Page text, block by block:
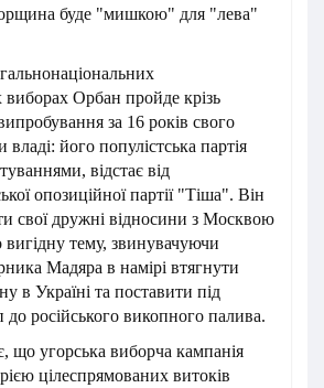
буде "мишкою" для "лева"
виборах Орбан пройде крізь
за 16 років свого
його популістська партія
відстає від
опозиційної партії "Тіша". Він
свої дружні відносини з Москвою
вигідну тему, звинувачуючи
Мадяра в намірі втягнути
в Україні та поставити під
до російського викопного палива.
що угорська виборча кампанія
цілеспрямованих витоків